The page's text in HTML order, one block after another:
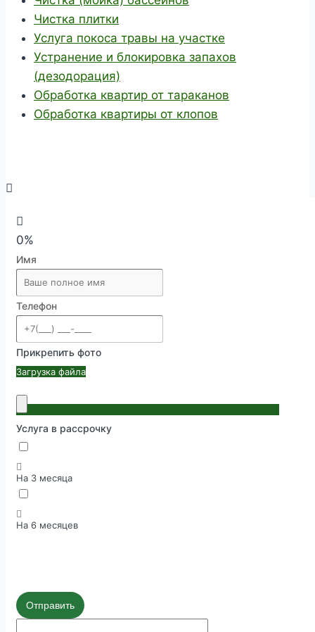
Чистка плитки
Услуга покоса травы на участке
Устранение и блокировка запахов
(дезодорация)
Обработка квартир от тараканов
Обработка квартиры от клопов
0%
Имя
Телефон
Прикрепить фото
Загрузка файла
Услуга в рассрочку
На 3 месяца
На 6 месяцев
Отправить